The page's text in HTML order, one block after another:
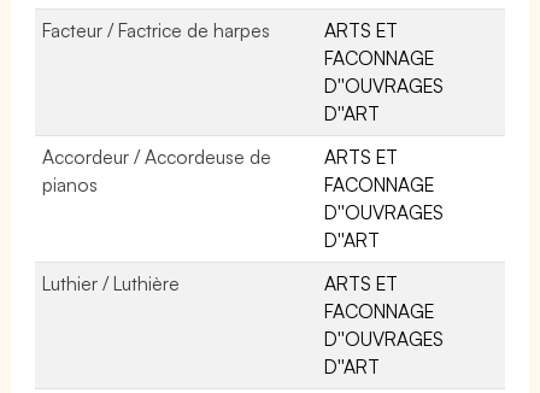
Facteur / Factrice de harpes
ARTS ET
FACONNAGE
D''OUVRAGES
D''ART
Accordeur / Accordeuse de
pianos
ARTS ET
FACONNAGE
D''OUVRAGES
D''ART
Luthier / Luthière
ARTS ET
FACONNAGE
D''OUVRAGES
D''ART